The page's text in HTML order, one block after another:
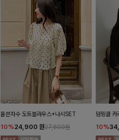
율븐자수 도트블라우스+나시SET
10%24,900 원27,600원
덤링클 카
10%